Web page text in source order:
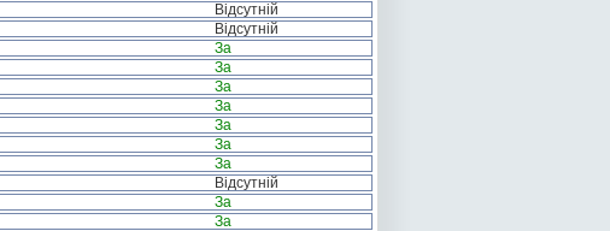
Відсутній
Відсутній
За
За
За
За
За
За
За
Відсутній
За
За